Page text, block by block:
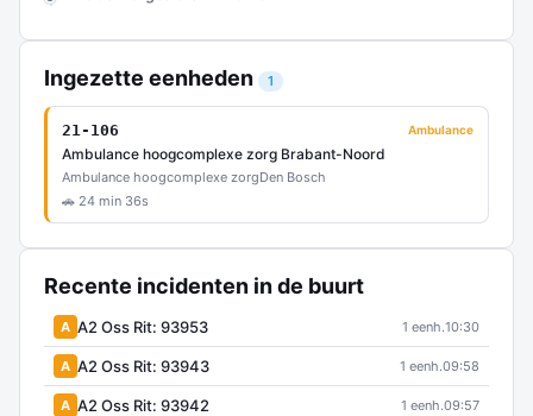
Ingezette eenheden 1
21-106 Ambulance
Ambulance hoogcomplexe zorg Brabant-Noord
Ambulance hoogcomplexe zorgDen Bosch
🚗 24 min 36s
Recente incidenten in de buurt
A A2 Oss Rit: 93953 1 eenh.10:30
A A2 Oss Rit: 93943 1 eenh.09:58
A A2 Oss Rit: 93942 1 eenh.09:57